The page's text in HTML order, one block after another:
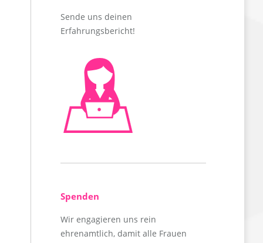
Sende uns deinen
Erfahrungsbericht!
Spenden
Wir engagieren uns rein
ehrenamtlich, damit alle Frauen